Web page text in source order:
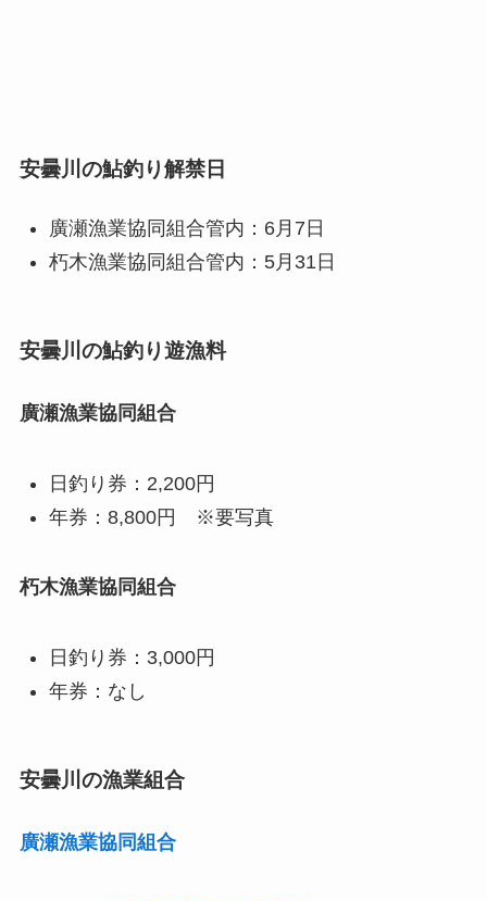
安曇川の鮎釣り解禁日
廣瀬漁業協同組合管内：6月7日
朽木漁業協同組合管内：5月31日
安曇川の鮎釣り遊漁料
廣瀬漁業協同組合
日釣り券：2,200円
年券：8,800円 ※要写真
朽木漁業協同組合
日釣り券：3,000円
年券：なし
安曇川の漁業組合
廣瀬漁業協同組合